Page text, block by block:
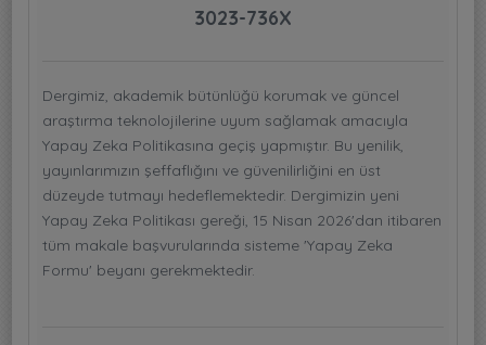
3023-736X
Dergimiz, akademik bütünlüğü korumak ve güncel
araştırma teknolojilerine uyum sağlamak amacıyla
Yapay Zeka Politikasına geçiş yapmıştır. Bu yenilik,
yayınlarımızın şeffaflığını ve güvenilirliğini en üst
düzeyde tutmayı hedeflemektedir. Dergimizin yeni
Yapay Zeka Politikası gereği, 15 Nisan 2026'dan itibaren
tüm makale başvurularında sisteme 'Yapay Zeka
Formu' beyanı gerekmektedir.